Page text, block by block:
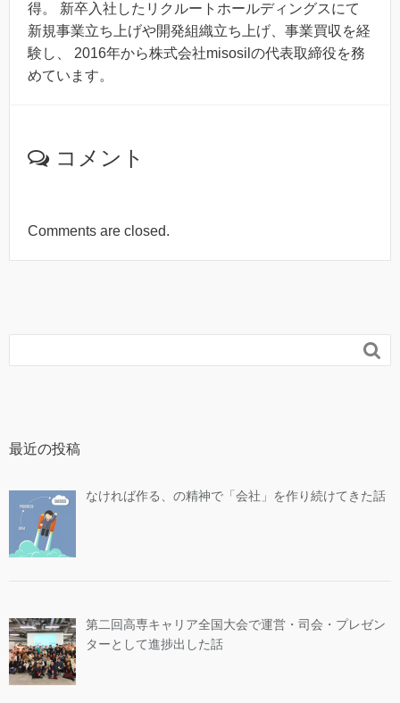
得。 新卒入社したリクルートホールディングスにて
新規事業立ち上げや開発組織立ち上げ、事業買収を経
験し、 2016年から株式会社misosilの代表取締役を務
めています。
コメント
Comments are closed.

最近の投稿
なければ作る、の精神で「会社」を作り続けてきた話
第二回高専キャリア全国大会で運営・司会・プレゼン
ターとして進捗出した話